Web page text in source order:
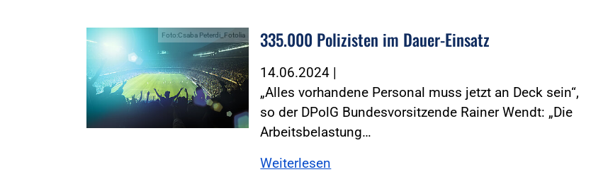
Foto:Csaba Peterdi_Fotolia 335.000 Polizisten im Dauer-Einsatz
14.06.2024 |
„Alles vorhandene Personal muss jetzt an Deck sein“,
so der DPolG Bundesvorsitzende Rainer Wendt: „Die
Arbeitsbelastung…
Weiterlesen